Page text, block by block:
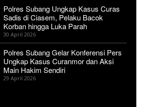
Polres Subang Ungkap Kasus Curas
Sadis di Ciasem, Pelaku Bacok
Korban hingga Luka Parah
30 April 2026
Polres Subang Gelar Konferensi Pers
Ungkap Kasus Curanmor dan Aksi
Main Hakim Sendiri
29 April 2026